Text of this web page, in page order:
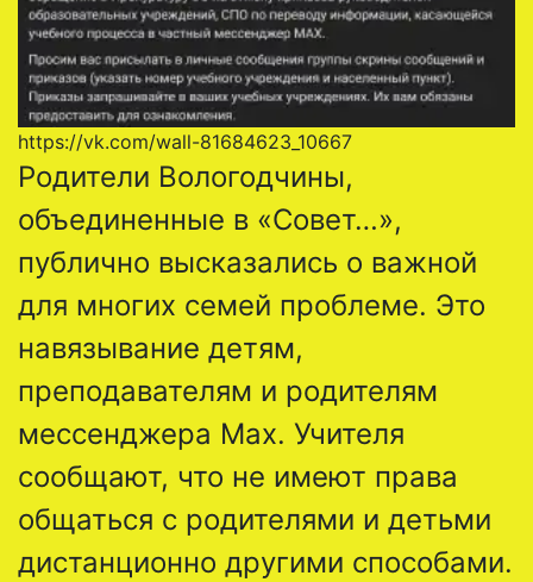
https://vk.com/wall-81684623_10667
Родители Вологодчины,
объединенные в «Совет…»,
публично высказались о важной
для многих семей проблеме. Это
навязывание детям,
преподавателям и родителям
мессенджера Max. Учителя
сообщают, что не имеют права
общаться с родителями и детьми
дистанционно другими способами.